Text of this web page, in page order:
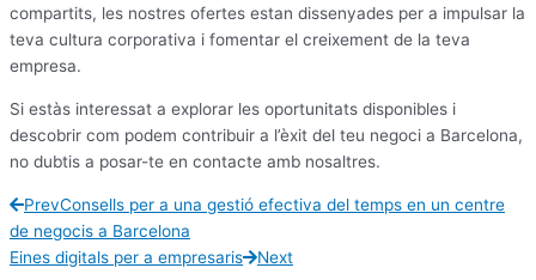
compartits, les nostres ofertes estan dissenyades per a impulsar la
teva cultura corporativa i fomentar el creixement de la teva
empresa.
Si estàs interessat a explorar les oportunitats disponibles i
descobrir com podem contribuir a l’èxit del teu negoci a Barcelona,
no dubtis a posar-te en contacte amb nosaltres.
PrevConsells per a una gestió efectiva del temps en un centre
de negocis a Barcelona
Eines digitals per a empresaris
Next